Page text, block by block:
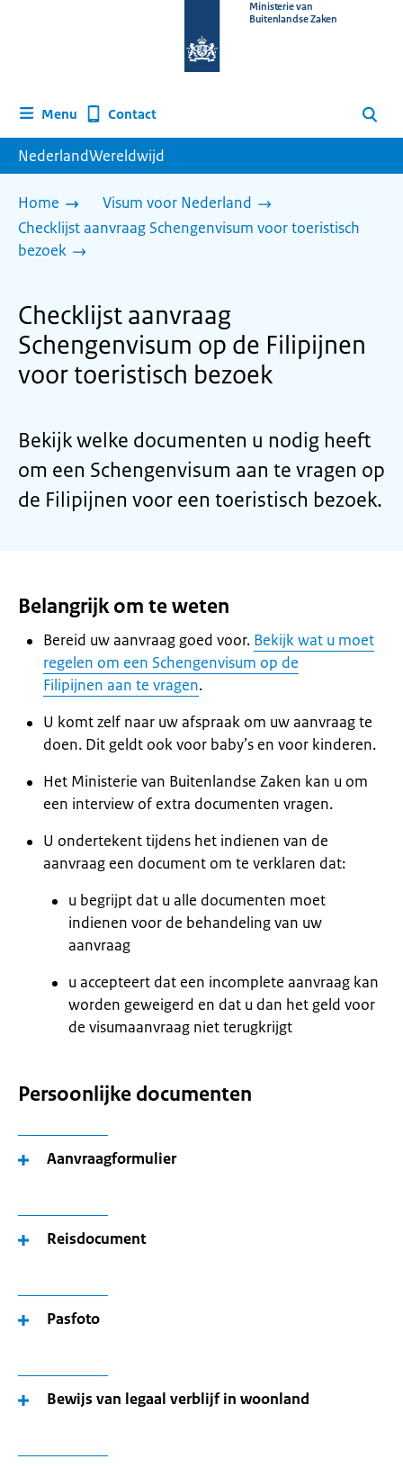
homepage
Ministerie van
Buitenlandse Zaken
Menu Contact Zoeken
NederlandWereldwijd
Home
Visum voor Nederland
Checklijst aanvraag Schengenvisum voor toeristisch
bezoek
Checklijst aanvraag
Schengenvisum op de Filipijnen
voor toeristisch bezoek
Bekijk welke documenten u nodig heeft
om een Schengenvisum aan te vragen op
de Filipijnen voor een toeristisch bezoek.
Belangrijk om te weten
Bereid uw aanvraag goed voor. Bekijk wat u moet
regelen om een Schengenvisum op de
Filipijnen aan te vragen.
U komt zelf naar uw afspraak om uw aanvraag te
doen. Dit geldt ook voor baby’s en voor kinderen.
Het Ministerie van Buitenlandse Zaken kan u om
een interview of extra documenten vragen.
U ondertekent tijdens het indienen van de
aanvraag een document om te verklaren dat:
u begrijpt dat u alle documenten moet
indienen voor de behandeling van uw
aanvraag
u accepteert dat een incomplete aanvraag kan
worden geweigerd en dat u dan het geld voor
de visumaanvraag niet terugkrijgt
Persoonlijke documenten
Aanvraagformulier
Reisdocument
Pasfoto
Bewijs van legaal verblijf in woonland